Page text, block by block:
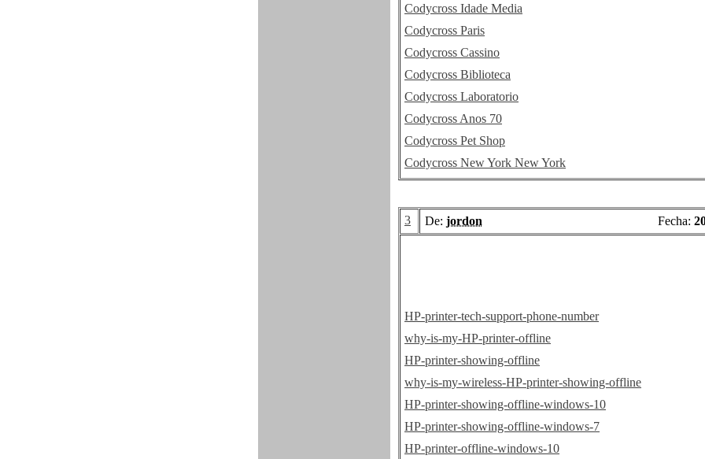
Codycross Idade Media
Codycross Paris
Codycross Cassino
Codycross Biblioteca
Codycross Laboratorio
Codycross Anos 70
Codycross Pet Shop
Codycross New York New York
3 De: jordon Fecha:
HP-printer-tech-support-phone-number
why-is-my-HP-printer-offline
HP-printer-showing-offline
why-is-my-wireless-HP-printer-showing-offline
HP-printer-showing-offline-windows-10
HP-printer-showing-offline-windows-7
HP-printer-offline-windows-10